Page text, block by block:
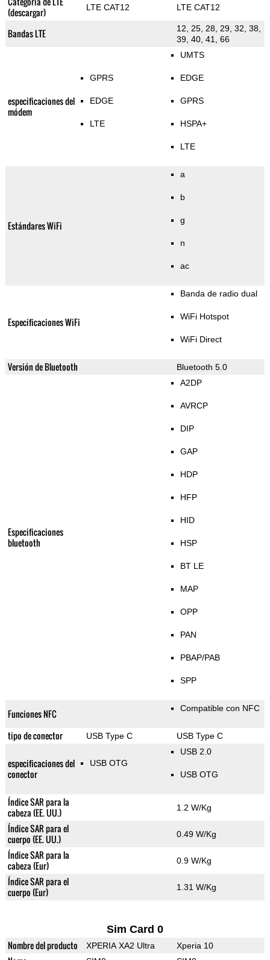
(descargar)
LTE CAT12 LTE CAT12
Bandas LTE
12, 25, 28, 29, 32, 38,
39, 40, 41, 66
especificaciones del
módem
GPRS
EDGE
LTE
UMTS
EDGE
GPRS
HSPA+
LTE
Estándares WiFi
a
b
g
n
ac
Especificaciones WiFi
Banda de radio dual
WiFi Hotspot
WiFi Direct
Versión de Bluetooth Bluetooth 5.0
Especificaciones
bluetooth
A2DP
AVRCP
DIP
GAP
HDP
HFP
HID
HSP
BT LE
MAP
OPP
PAN
PBAP/PAB
SPP
Funciones NFC Compatible con NFC
tipo de conector USB Type C USB Type C
especificaciones del
conector
USB OTG
USB 2.0
USB OTG
Índice SAR para la
cabeza (EE. UU.)
1.2 W/Kg
Índice SAR para el
cuerpo (EE. UU.)
0.49 W/Kg
Índice SAR para la
cabeza (Eur)
0.9 W/Kg
Índice SAR para el
cuerpo (Eur)
1.31 W/Kg
Sim Card 0
Nombre del producto XPERIA XA2 Ultra Xperia 10